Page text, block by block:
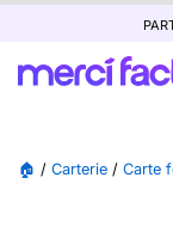
🏠 / Carterie / Carte